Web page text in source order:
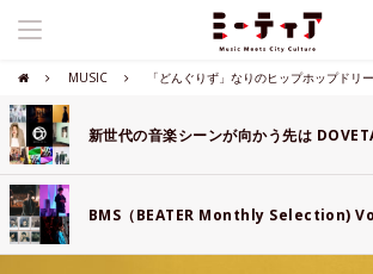
MUSIC 「どんぐりず」なりのヒップホップドリ
新世代の音楽シーンが向かう先は
BMS（BEATER Monthly Selection)